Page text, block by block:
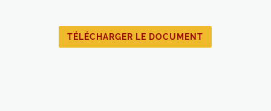
TÉLÉCHARGER LE DOCUMENT